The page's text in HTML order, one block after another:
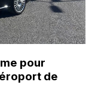
pour
de